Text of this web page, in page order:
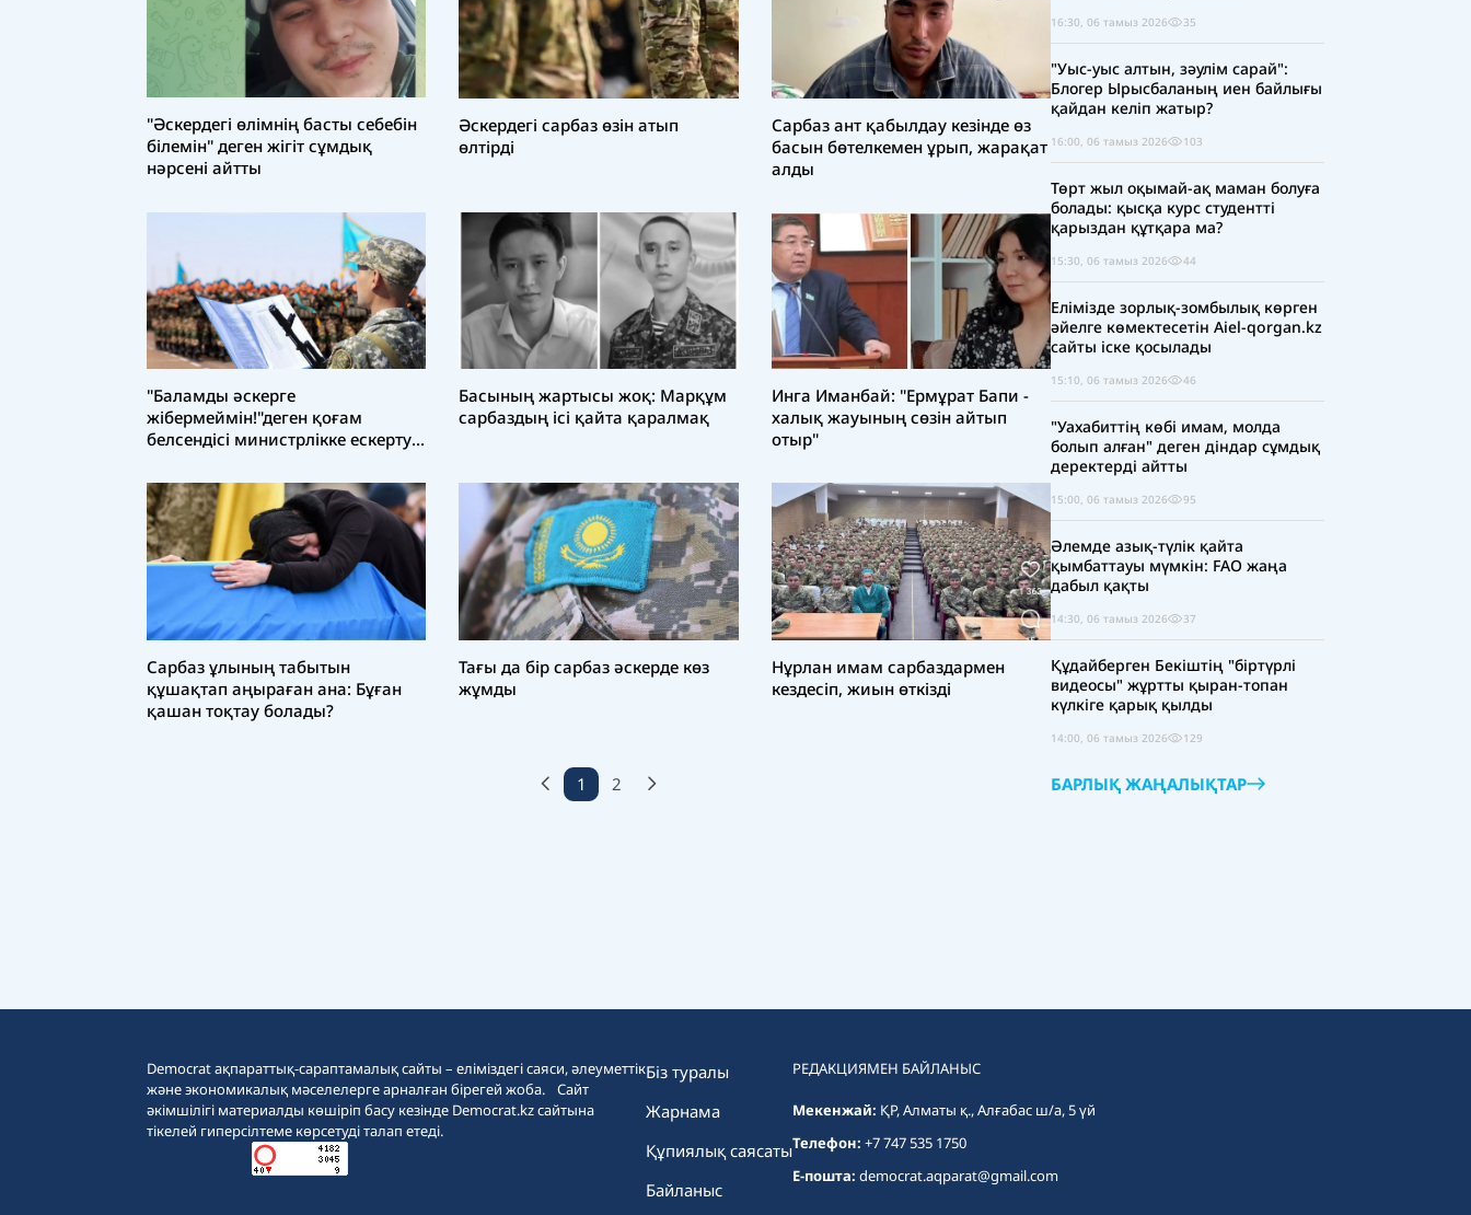
"Әскердегі өлімнің басты себебін
білемін" деген жігіт сұмдық
нәрсені айтты
Әскердегі сарбаз өзін атып
өлтірді
Сарбаз ант қабылдау кезінде өз
басын бөтелкемен ұрып, жарақат
алды
"Баламды әскерге
жібермеймін!"деген қоғам
белсендісі министрлікке ескерту
Басының жартысы жоқ: Марқұм
сарбаздың ісі қайта қаралмақ
Инга Иманбай: "Ермұрат Бапи -
халық жауының сөзін айтып
отыр"
Сарбаз ұлының табытын
құшақтап аңыраған ана: Бұған
қашан тоқтау болады?
Тағы да бір сарбаз әскерде көз
жұмды
Нұрлан имам сарбаздармен
кездесіп, жиын өткізді
1 2
16:30, 06 тамыз 2026 35
"Уыс-уыс алтын, зәулім сарай":
Блогер Ырысбаланың иен байлығы
қайдан келіп жатыр?
16:00, 06 тамыз 2026 103
Төрт жыл оқымай-ақ маман болуға
болады: қысқа курс студентті
қарыздан құтқара ма?
15:30, 06 тамыз 2026 44
Елімізде зорлық-зомбылық көрген
әйелге көмектесетін Aiel-qorgan.kz
сайты іске қосылады
15:10, 06 тамыз 2026 46
"Уахабиттің көбі имам, молда
болып алған" деген діндар сұмдық
деректерді айтты
15:00, 06 тамыз 2026 95
Әлемде азық-түлік қайта
қымбаттауы мүмкін: FAO жаңа
дабыл қақты
14:30, 06 тамыз 2026 37
Құдайберген Бекіштің "біртүрлі
видеосы" жұртты қыран-топан
күлкіге қарық қылды
14:00, 06 тамыз 2026 129
БАРЛЫҚ ЖАҢАЛЫҚТАР
Democrat ақпараттық-сараптамалық сайты – еліміздегі саяси, әлеуметтік
және экономикалық мәселелерге арналған бірегей жоба. Сайт
әкімшілігі материалды көшіріп басу кезінде Democrat.kz сайтына
тікелей гиперсілтеме көрсетуді талап етеді.
Біз туралы
Жарнама
Құпиялық саясаты
Байланыс
РЕДАКЦИЯМЕН БАЙЛАНЫС
Мекенжай: ҚР, Алматы қ., Алғабас ш/а, 5 үй
Телефон: +7 747 535 1750
E-пошта: democrat.aqparat@gmail.com